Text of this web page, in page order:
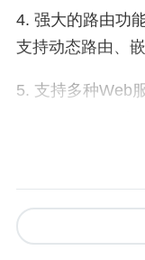
4. 强大的路由功
支持动态路由、嵌
5. 支持多种Web
1. 安装Starlette
首先，需要安装